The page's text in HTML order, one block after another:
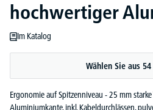
hochwertiger
Im Katalog
Wählen Sie aus
Ergonomie auf Spitzenniveau - 25 mm
Aluminiumkante, inkl. Kabeldurchlässen,